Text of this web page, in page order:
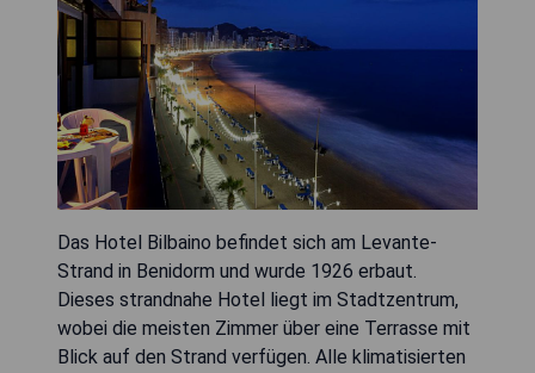
Das Hotel Bilbaino befindet sich am Levante-
Strand in Benidorm und wurde 1926 erbaut.
Dieses strandnahe Hotel liegt im Stadtzentrum,
wobei die meisten Zimmer über eine Terrasse mit
Blick auf den Strand verfügen. Alle klimatisierten